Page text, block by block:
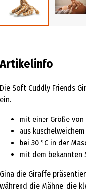
Artikelinfo
Die Soft Cuddly Friends
ein.
mit einer Größe von
aus
bei 30 °C in der
mit dem bekannten
Gina die Giraffe
während die Mähne, die